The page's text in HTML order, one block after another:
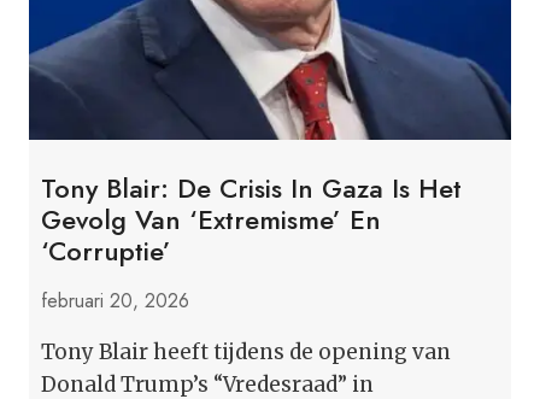
Tony Blair: De Crisis In Gaza Is Het
Gevolg Van ‘extremisme’ En
‘corruptie’
februari 20, 2026
Tony Blair heeft tijdens de opening van
Donald Trump’s “Vredesraad” in